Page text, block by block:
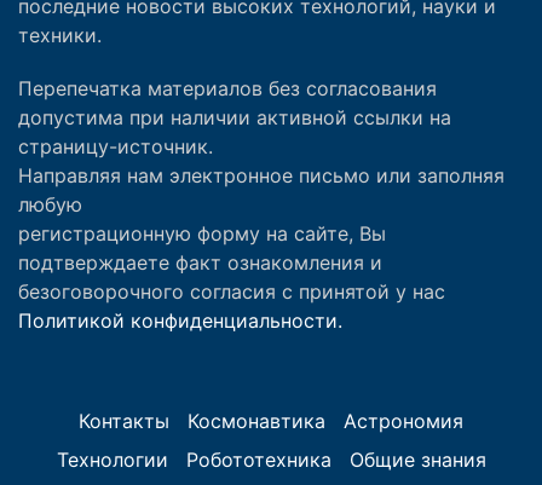
последние новости высоких технологий, науки и
техники.
Перепечатка материалов без согласования
допустима при наличии активной ссылки на
страницу-источник.
Направляя нам электронное письмо или заполняя
любую
регистрационную форму на сайте, Вы
подтверждаете факт ознакомления и
безоговорочного согласия с принятой у нас
Политикой конфиденциальности.
Контакты Космонавтика
Астрономия
Технологии
Робототехника Общие знания